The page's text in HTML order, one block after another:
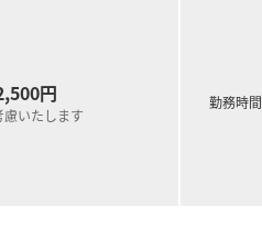
い合わせください！
円
慮いたします
勤務時間